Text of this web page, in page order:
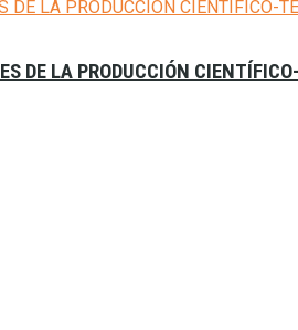
DE LA PRODUCCIÓN